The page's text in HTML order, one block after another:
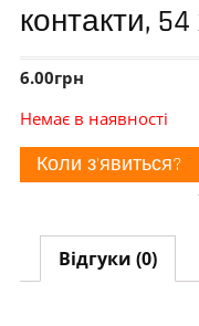
контакти,
6.00грн
Немає в наявності
Коли з'явиться?
Відгуки (0)